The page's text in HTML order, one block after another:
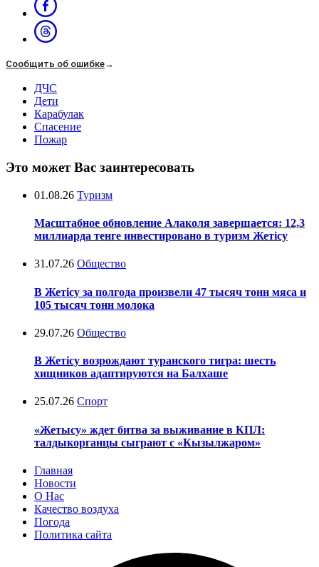
Сообщить об ошибке→
ДЧС
Дети
Карабулак
Спасение
Пожар
Это может Вас заинтересовать
01.08.26 Туризм
Масштабное обновление Алаколя завершается: 12,3
миллиарда тенге инвестировано в туризм Жетісу
31.07.26 Общество
В Жетісу за полгода произвели 47 тысяч тонн мяса и
105 тысяч тонн молока
29.07.26 Общество
В Жетісу возрождают туранского тигра: шесть
хищников адаптируются на Балхаше
25.07.26 Спорт
«Жетысу» ждет битва за выживание в КПЛ:
талдыкорганцы сыграют с «Кызылжаром»
Главная
Новости
О Нас
Качество воздуха
Погода
Политика сайта